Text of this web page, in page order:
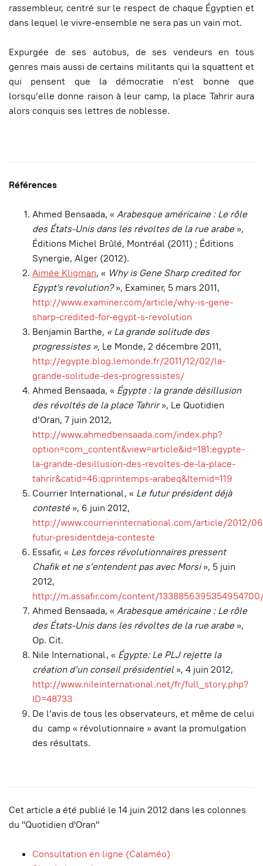
rassembleur, centré sur le respect de chaque Égyptien et
dans lequel le vivre-ensemble ne sera pas un vain mot.
Expurgée de ses autobus, de ses vendeurs en tous
genres mais aussi de certains militants qui la squattent et
qui pensent que la démocratie n’est bonne que
lorsqu’elle donne raison à leur camp, la place Tahrir aura
alors conquis ses lettres de noblesse.
Références
Ahmed Bensaada, « Arabesque américaine : Le rôle
des États-Unis dans les révoltes de la rue arabe »,
Éditions Michel Brûlé, Montréal (2011) ; Éditions
Synergie, Alger (2012).
Aimée Kligman, « Why is Gene Sharp credited for
Egypt's revolution?», Examiner, 5 mars 2011,
http://www.examiner.com/article/why-is-gene-
sharp-credited-for-egypt-s-revolution
Benjamin Barthe, « La grande solitude des
progressistes », Le Monde, 2 décembre 2011,
http://egypte.blog.lemonde.fr/2011/12/02/la-
grande-solitude-des-progressistes/
Ahmed Bensaada, « Égypte : la grande désillusion
des révoltés de la place Tahrir», Le Quotidien
d’Oran, 7 juin 2012,
http://www.ahmedbensaada.com/index.php?
option=com_content&view=article&id=181:egypte-
la-grande-desillusion-des-revoltes-de-la-place-
tahrir&catid=46:qprintemps-arabeq&Itemid=119
Courrier International, « Le futur président déjà
contesté», 6 juin 2012,
http://www.courrierinternational.com/article/2012/
futur-presidentdeja-conteste
Essafir, « Les forces révolutionnaires pressent
Chafik et ne s’entendent pas avec Morsi», 5 juin
2012,
http://m.assafir.com/content/
Ahmed Bensaada, « Arabesque américaine : Le rôle
des États-Unis dans les révoltes de la rue arabe »,
Op. Cit.
Nile International, « Égypte: Le PLJ rejette la
création d’un conseil présidentiel », 4 juin 2012,
http://www.nileinternational.net/fr/full_story.php?
ID=48733
De l’avis de tous les observateurs, et même de celui
du camp « révolutionnaire » avant la promulgation
des résultats.
Cet article a été publié le 14 juin 2012 dans les colonnes
du "Quotidien d'Oran"
Consultation en ligne (Calaméo)